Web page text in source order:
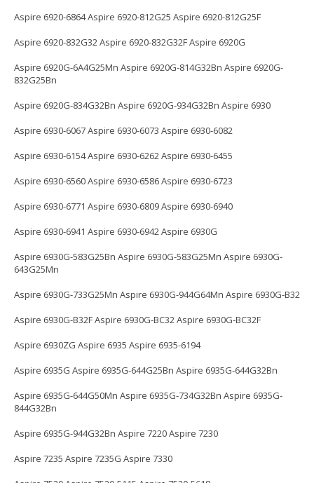
Aspire 6920-6864 Aspire 6920-812G25 Aspire 6920-812G25F
Aspire 6920-832G32 Aspire 6920-832G32F Aspire 6920G
Aspire 6920G-6A4G25Mn Aspire 6920G-814G32Bn Aspire 6920G-
832G25Bn
Aspire 6920G-834G32Bn Aspire 6920G-934G32Bn Aspire 6930
Aspire 6930-6067 Aspire 6930-6073 Aspire 6930-6082
Aspire 6930-6154 Aspire 6930-6262 Aspire 6930-6455
Aspire 6930-6560 Aspire 6930-6586 Aspire 6930-6723
Aspire 6930-6771 Aspire 6930-6809 Aspire 6930-6940
Aspire 6930-6941 Aspire 6930-6942 Aspire 6930G
Aspire 6930G-583G25Bn Aspire 6930G-583G25Mn Aspire 6930G-
643G25Mn
Aspire 6930G-733G25Mn Aspire 6930G-944G64Mn Aspire 6930G-B32
Aspire 6930G-B32F Aspire 6930G-BC32 Aspire 6930G-BC32F
Aspire 6930ZG Aspire 6935 Aspire 6935-6194
Aspire 6935G Aspire 6935G-644G25Bn Aspire 6935G-644G32Bn
Aspire 6935G-644G50Mn Aspire 6935G-734G32Bn Aspire 6935G-
844G32Bn
Aspire 6935G-944G32Bn Aspire 7220 Aspire 7230
Aspire 7235 Aspire 7235G Aspire 7330